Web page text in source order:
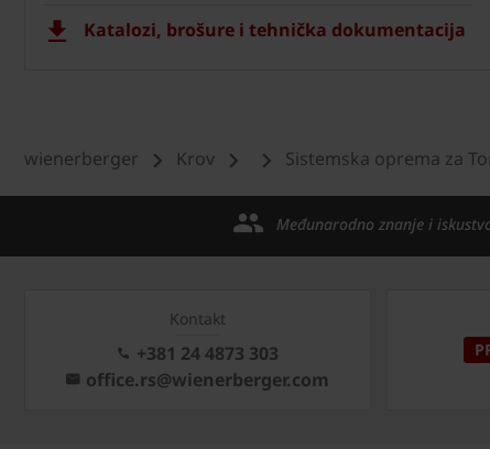
Katalozi, brošure i tehnička dokumentacija
wienerberger Krov Sistemska oprema za
Međunarodno znanje i
Kontakt
+381 24 4873 303
office.rs@wienerberger.com